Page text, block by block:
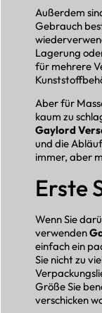
Außerdem
Gebrauch
Lagerung
für mehrere
Aber für
kaum zu
Gaylord
und die
immer, aber
Erste
Wenn Sie
verwenden
einfach ein
Sie nicht zu
Größe Sie
verschicken